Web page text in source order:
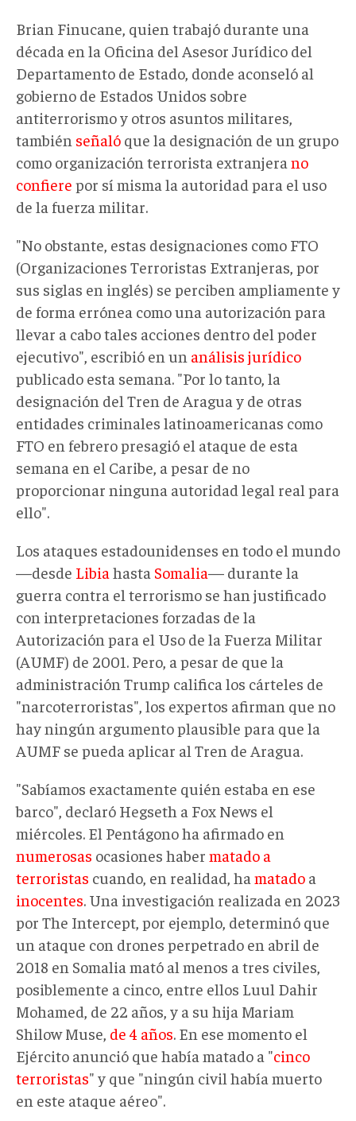
Brian Finucane, quien trabajó durante una
década en la Oficina del Asesor Jurídico del
Departamento de Estado, donde aconseló al
gobierno de Estados Unidos sobre
antiterrorismo y otros asuntos militares,
también señaló que la designación de un grupo
como organización terrorista extranjera no
confiere por sí misma la autoridad para el uso
de la fuerza militar.
"No obstante, estas designaciones como FTO
(Organizaciones Terroristas Extranjeras, por
sus siglas en inglés) se perciben ampliamente y
de forma errónea como una autorización para
llevar a cabo tales acciones dentro del poder
ejecutivo", escribió en un análisis jurídico
publicado esta semana. "Por lo tanto, la
designación del Tren de Aragua y de otras
entidades criminales latinoamericanas como
FTO en febrero presagió el ataque de esta
semana en el Caribe, a pesar de no
proporcionar ninguna autoridad legal real para
ello".
Los ataques estadounidenses en todo el mundo
—desde Libia hasta Somalia— durante la
guerra contra el terrorismo se han justificado
con interpretaciones forzadas de la
Autorización para el Uso de la Fuerza Militar
(AUMF) de 2001. Pero, a pesar de que la
administración Trump califica los cárteles de
"narcoterroristas", los expertos afirman que no
hay ningún argumento plausible para que la
AUMF se pueda aplicar al Tren de Aragua.
"Sabíamos exactamente quién estaba en ese
barco", declaró Hegseth a Fox News el
miércoles. El Pentágono ha afirmado en
numerosas ocasiones haber matado a
terroristas cuando, en realidad, ha matado a
inocentes. Una investigación realizada en 2023
por The Intercept, por ejemplo, determinó que
un ataque con drones perpetrado en abril de
2018 en Somalia mató al menos a tres civiles,
posiblemente a cinco, entre ellos Luul Dahir
Mohamed, de 22 años, y a su hija Mariam
Shilow Muse, de 4 años. En ese momento el
Ejército anunció que había matado a "cinco
terroristas" y que "ningún civil había muerto
en este ataque aéreo".